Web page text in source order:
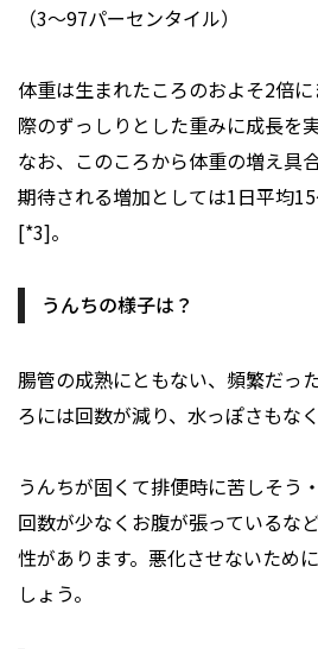
（3～97パーセンタイル）
体重は生まれたころのおよそ2倍
際のずっしりとした重みに成長を
なお、このころから体重の増え具
期待される増加としては1日平均
[*3]。
うんちの様子は？
腸管の成熟にともない、頻繁だっ
ろには回数が減り、水っぽさもな
うんちが固くて排便時に苦しそう
回数が少なくお腹が張っているな
性があります。悪化させないため
しょう。